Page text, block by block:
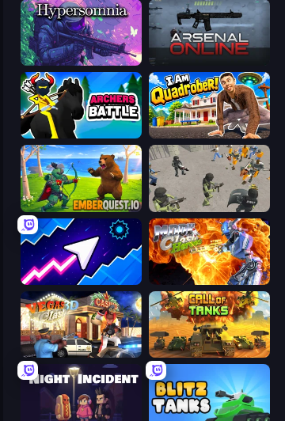
Hypersomnia Arsenal Online
Archers Battle I Am Quadrober!
EmberQuest.io Battle Simulator: Prison & Police
Space Waves Moon Clash Heroes
Vegas Clash 3D Call of Tanks